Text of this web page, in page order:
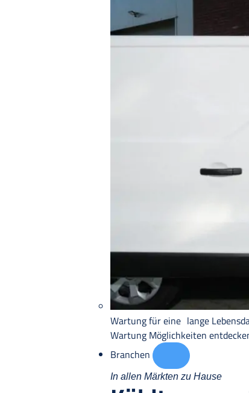
Wartung für eine lange
Wartung Möglichkeiten
Branchen
In allen Märkten zu Hause